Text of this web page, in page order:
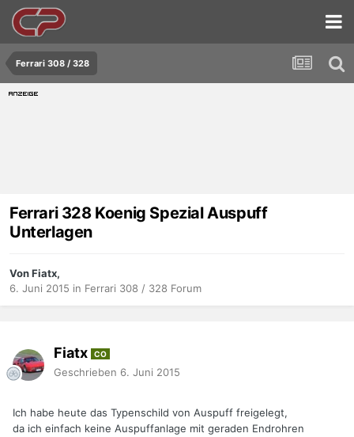
Ferrari 308 / 328
Ferrari 328 Koenig Spezial Auspuff
Unterlagen
Von Fiatx,
6. Juni 2015 in Ferrari 308 / 328 Forum
Fiatx CO
Geschrieben 6. Juni 2015
Ich habe heute das Typenschild von Auspuff freigelegt,
da ich einfach keine Auspuffanlage mit geraden Endrohren